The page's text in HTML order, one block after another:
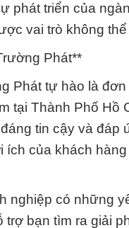
phát triển của
vai trò không
Phát**
Phát tự hào là
tại Thành Phố
tin cậy và đáp
của khách
nghiệp có những
bạn tìm ra giải